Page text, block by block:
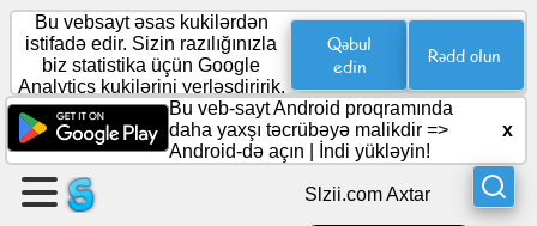
Səhifə
yaradın
Qrup
yaradın
Bu vebsayt əsas kukilərdən
istifadə edir. Sizin razılığınızla
biz statistika üçün Google
Analytics kukilərini yerləşdiririk.
Qəbul
edin
Rədd olun
Bu veb-sayt Android proqramında
daha yaxşı təcrübəyə malikdir =>
Android-də açın
İndi yükləyin!
x
Slzii.com Axtar